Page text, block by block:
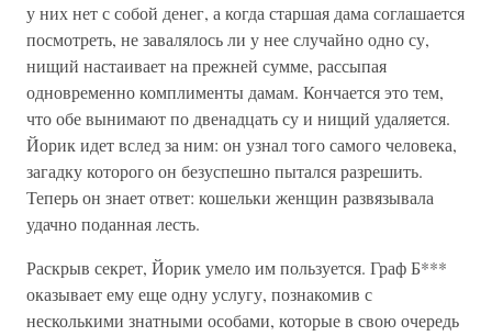
у них нет с собой денег, а когда старшая дама соглашается
посмотреть, не завалялось ли у нее случайно одно су,
нищий настаивает на прежней сумме, рассыпая
одновременно комплименты дамам. Кончается это тем,
что обе вынимают по двенадцать су и нищий удаляется.
Йорик идет вслед за ним: он узнал того самого человека,
загадку которого он безуспешно пытался разрешить.
Теперь он знает ответ: кошельки женщин развязывала
удачно поданная лесть.
Раскрыв секрет, Йорик умело им пользуется. Граф Б***
оказывает ему еще одну услугу, познакомив с
несколькими знатными особами, которые в свою очередь